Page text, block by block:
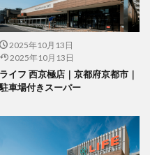
2025年10月13日
2025年10月13日
ライフ 西京極店｜京都府京都市｜
駐車場付きスーパー